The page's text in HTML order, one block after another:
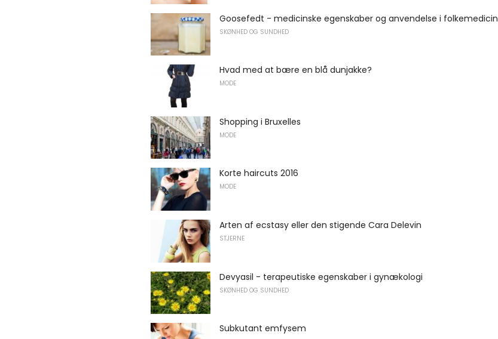
Goosefedt - medicinske egenskaber og anvendelse i folkemedicin
SKØNHED OG SUNDHED
Hvad med at bære en blå dunjakke?
MODE
Shopping i Bruxelles
MODE
Korte haircuts 2016
MODE
Arten af ​​ecstasy eller den stigende Cara Delevin
STJERNE
Devyasil - terapeutiske egenskaber i gynækologi
SKØNHED OG SUNDHED
Subkutant emfysem